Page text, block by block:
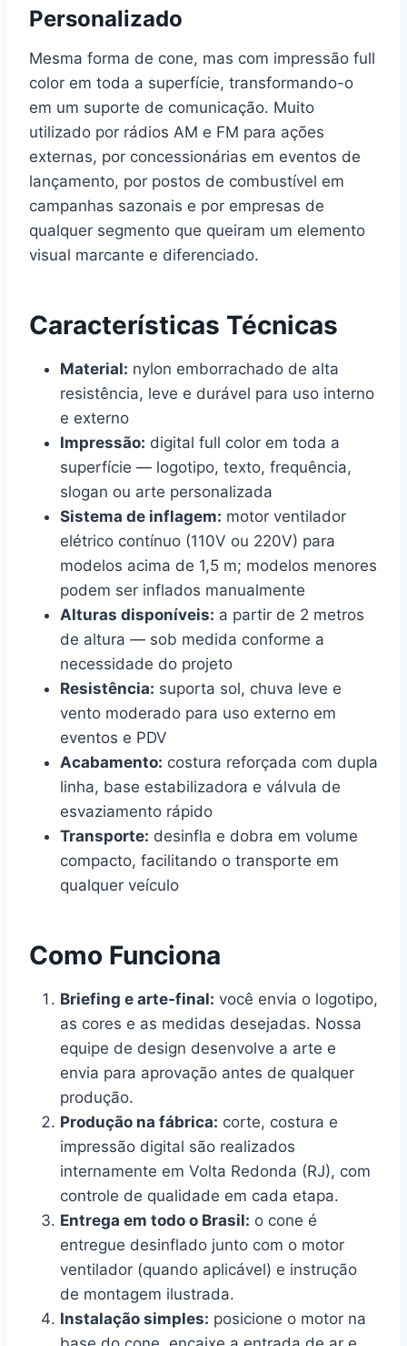
Personalizado
Mesma forma de cone, mas com impressão full
color em toda a superfície, transformando-o
em um suporte de comunicação. Muito
utilizado por rádios AM e FM para ações
externas, por concessionárias em eventos de
lançamento, por postos de combustível em
campanhas sazonais e por empresas de
qualquer segmento que queiram um elemento
visual marcante e diferenciado.
Características Técnicas
Material: nylon emborrachado de alta
resistência, leve e durável para uso interno
e externo
Impressão: digital full color em toda a
superfície — logotipo, texto, frequência,
slogan ou arte personalizada
Sistema de inflagem: motor ventilador
elétrico contínuo (110V ou 220V) para
modelos acima de 1,5 m; modelos menores
podem ser inflados manualmente
Alturas disponíveis: a partir de 2 metros
de altura — sob medida conforme a
necessidade do projeto
Resistência: suporta sol, chuva leve e
vento moderado para uso externo em
eventos e PDV
Acabamento: costura reforçada com dupla
linha, base estabilizadora e válvula de
esvaziamento rápido
Transporte: desinfla e dobra em volume
compacto, facilitando o transporte em
qualquer veículo
Como Funciona
Briefing e arte-final: você envia o logotipo,
as cores e as medidas desejadas. Nossa
equipe de design desenvolve a arte e
envia para aprovação antes de qualquer
produção.
Produção na fábrica: corte, costura e
impressão digital são realizados
internamente em Volta Redonda (RJ), com
controle de qualidade em cada etapa.
Entrega em todo o Brasil: o cone é
entregue desinflado junto com o motor
ventilador (quando aplicável) e instrução
de montagem ilustrada.
Instalação simples: posicione o motor na